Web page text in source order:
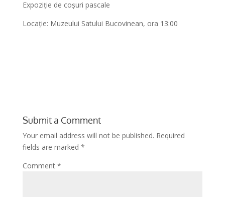
Expoziție de coșuri pascale
Locație: Muzeului Satului Bucovinean, ora 13:00
Submit a Comment
Your email address will not be published. Required
fields are marked *
Comment *